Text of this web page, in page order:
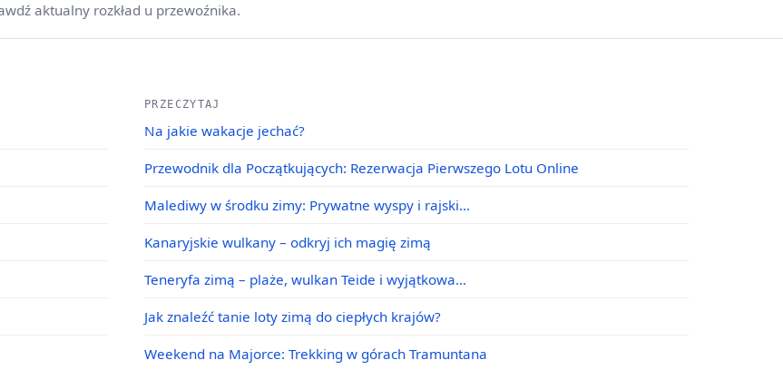
aktualny rozkład u przewoźnika.
PRZECZYTAJ
Na jakie wakacje jechać?
Przewodnik dla Początkujących: Rezerwacja Pierwszego Lotu Online
Malediwy w środku zimy: Prywatne wyspy i rajski…
Kanaryjskie wulkany – odkryj ich magię zimą
Teneryfa zimą – plaże, wulkan Teide i wyjątkowa…
Jak znaleźć tanie loty zimą do ciepłych krajów?
Weekend na Majorce: Trekking w górach Tramuntana